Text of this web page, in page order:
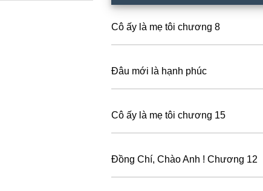
Sidebar
Cô ấy là mẹ tôi chương 8
Đâu mới là hạnh phúc
Cô ấy là mẹ tôi chương 15
Đồng Chí, Chào Anh ! Chương 12